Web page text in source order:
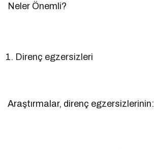
Neler Önemli?
Direnç egzersizleri
Araştırmalar, direnç egzersizlerinin: